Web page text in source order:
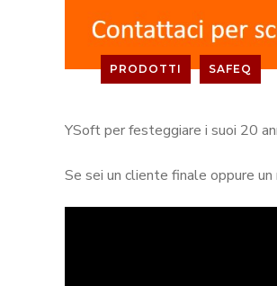
PRODOTTI SAFEQ
YSoft per festeggiare i suoi 20
Se sei un cliente finale oppure